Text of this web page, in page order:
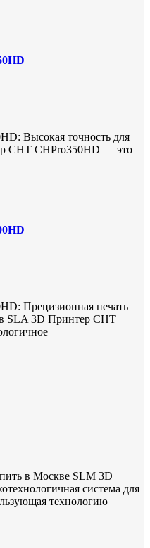
Высокая точность для
CHT CHPro350HD — это
Прецизионная печать
SLA 3D Принтер CHT
в Москве SLM 3D
система для
технологию